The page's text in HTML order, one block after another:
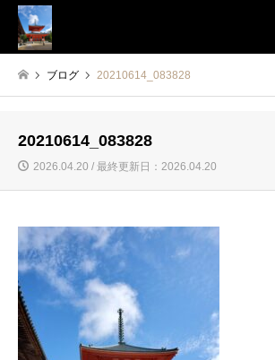
ブログ 20210614_083828
20210614_083828
2026.04.20 / 最終更新日：2026.04.20